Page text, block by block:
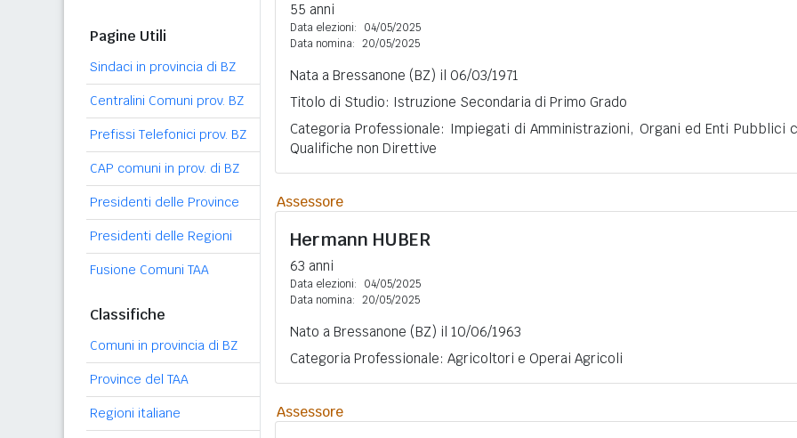
Pagine Utili
Sindaci in provincia di BZ
Centralini Comuni prov. BZ
Prefissi Telefonici prov. BZ
CAP comuni in prov. di BZ
Presidenti delle Province
Presidenti delle Regioni
Fusione Comuni TAA
Classifiche
Comuni in provincia di BZ
Province del TAA
Regioni italiane
55 anni
Data elezioni:
04/05/2025
Data nomina: 20/05/2025
Nata a Bressanone (BZ) il 06/03/1971
Titolo di Studio: Istruzione Secondaria di Primo Grado
Categoria Professionale: Impiegati di Amministrazioni, Organi ed Enti Pubblici
Qualifiche non Direttive
Assessore
Hermann HUBER
63 anni
Data elezioni:
04/05/2025
Data nomina: 20/05/2025
Nato a Bressanone (BZ) il 10/06/1963
Categoria Professionale: Agricoltori e Operai Agricoli
Assessore